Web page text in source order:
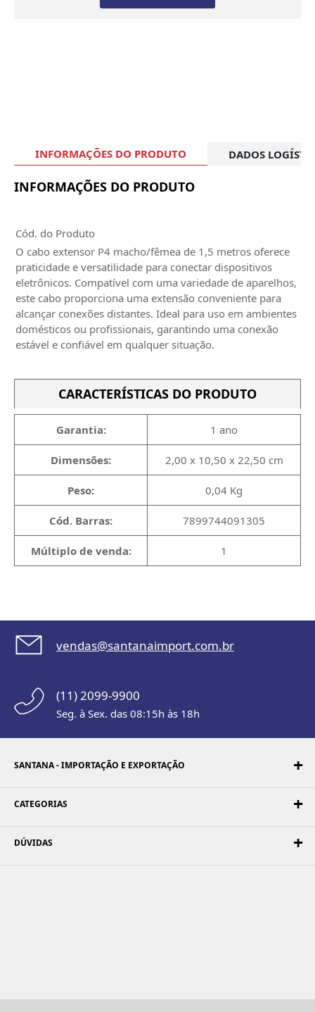
INFORMAÇÕES DO PRODUTO DADOS
INFORMAÇÕES DO PRODUTO
Cód. do Produto
O cabo extensor P4 macho/fêmea de 1,5 metros oferece
praticidade e versatilidade para conectar dispositivos
eletrônicos. Compatível com uma variedade de aparelhos,
este cabo proporciona uma extensão conveniente para
alcançar conexões distantes. Ideal para uso em ambientes
domésticos ou profissionais, garantindo uma conexão
estável e confiável em qualquer situação.
CARACTERÍSTICAS DO PRODUTO
Garantia: 1 ano
Dimensões: 2,00 x 10,50 x 22,50 cm
Peso: 0,04 Kg
Cód. Barras: 7899744091305
Múltiplo de venda: 1
vendas@santanaimport.com.br
(11) 2099-9900
Seg. à Sex. das 08:15h às 18h
SANTANA - IMPORTAÇÃO E EXPORTAÇÃO
CATEGORIAS
DÚVIDAS